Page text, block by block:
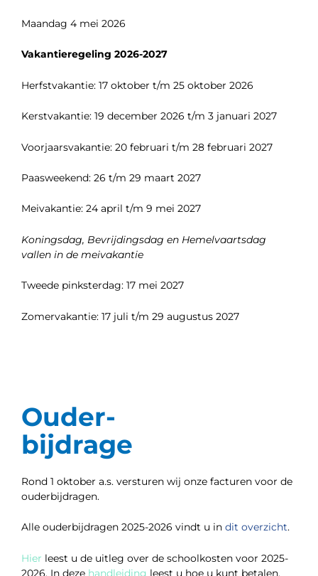
Maandag 4 mei 2026
Vakantieregeling 2026-2027
Herfstvakantie: 17 oktober t/m 25 oktober 2026
Kerstvakantie: 19 december 2026 t/m 3 januari 2027
Voorjaarsvakantie: 20 februari t/m 28 februari 2027
Paasweekend: 26 t/m 29 maart 2027
Meivakantie: 24 april t/m 9 mei 2027
Koningsdag, Bevrijdingsdag en Hemelvaartsdag
vallen in de meivakantie
Tweede pinksterdag: 17 mei 2027
Zomervakantie: 17 juli t/m 29 augustus 2027
Ouder-
bijdrage
Rond 1 oktober a.s. versturen wij onze facturen voor de
ouderbijdragen.
Alle ouderbijdragen 2025-2026 vindt u in dit overzicht.
Hier leest u de uitleg over de schoolkosten voor 2025-
2026. In deze handleiding leest u hoe u kunt betalen.